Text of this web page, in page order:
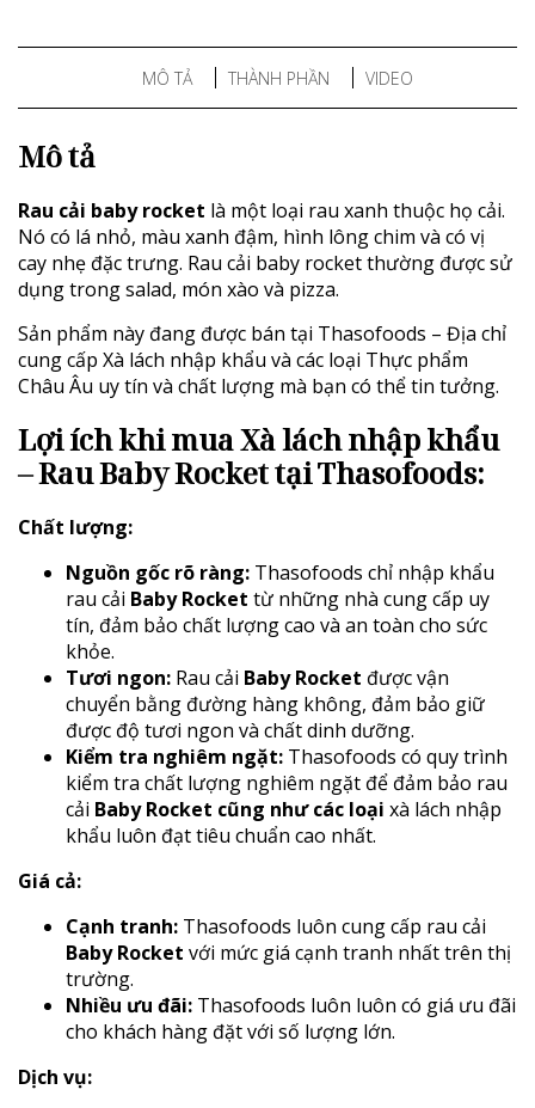
MÔ TẢ THÀNH PHẦN VIDEO
Mô tả
Rau cải baby rocket là một loại rau xanh thuộc họ cải.
Nó có lá nhỏ, màu xanh đậm, hình lông chim và có vị
cay nhẹ đặc trưng. Rau cải baby rocket thường được sử
dụng trong salad, món xào và pizza.
Sản phẩm này đang được bán tại Thasofoods – Địa chỉ
cung cấp Xà lách nhập khẩu và các loại Thực phẩm
Châu Âu uy tín và chất lượng mà bạn có thể tin tưởng.
Lợi ích khi mua Xà lách nhập khẩu
– Rau Baby Rocket tại Thasofoods:
Chất lượng:
Nguồn gốc rõ ràng: Thasofoods chỉ nhập khẩu
rau cải Baby Rocket từ những nhà cung cấp uy
tín, đảm bảo chất lượng cao và an toàn cho sức
khỏe.
Tươi ngon: Rau cải Baby Rocket được vận
chuyển bằng đường hàng không, đảm bảo giữ
được độ tươi ngon và chất dinh dưỡng.
Kiểm tra nghiêm ngặt: Thasofoods có quy trình
kiểm tra chất lượng nghiêm ngặt để đảm bảo rau
cải Baby Rocket cũng như các loại xà lách nhập
khẩu luôn đạt tiêu chuẩn cao nhất.
Giá cả:
Cạnh tranh: Thasofoods luôn cung cấp rau cải
Baby Rocket với mức giá cạnh tranh nhất trên thị
trường.
Nhiều ưu đãi: Thasofoods luôn luôn có giá ưu đãi
cho khách hàng đặt với số lượng lớn.
Dịch vụ: